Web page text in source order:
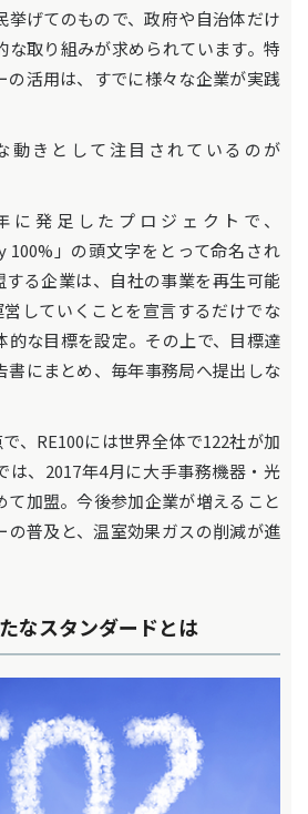
げてのもので、政府や自治体だけ
な取り組みが求められています。特
の活用は、すでに様々な企業が実践
きとして注目されているのが
に発足したプロジェクトで、
100%」の頭文字をとって命名され
する企業は、自社の事業を再生可能
していくことを宣言するだけでな
的な目標を設定。その上で、目標達
書にまとめ、毎年事務局へ提出しな
、RE100には世界全体で122社が加
は、2017年4月に大手事務機器・光
て加盟。今後参加企業が増えること
の普及と、温室効果ガスの削減が進
なスタンダードとは